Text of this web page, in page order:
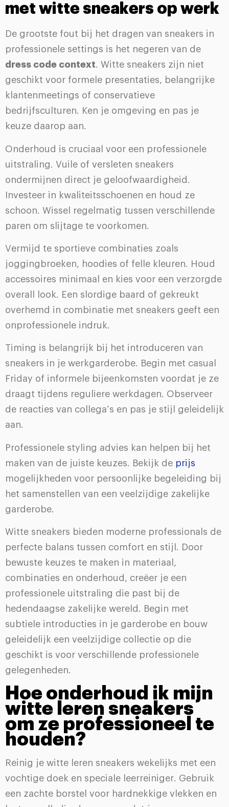
met witte sneakers op werk
De grootste fout bij het dragen van sneakers in
professionele settings is het negeren van de
dress code context. Witte sneakers zijn niet
geschikt voor formele presentaties, belangrijke
klantenmeetings of conservatieve
bedrijfsculturen. Ken je omgeving en pas je
keuze daarop aan.
Onderhoud is cruciaal voor een professionele
uitstraling. Vuile of versleten sneakers
ondermijnen direct je geloofwaardigheid.
Investeer in kwaliteitsschoenen en houd ze
schoon. Wissel regelmatig tussen verschillende
paren om slijtage te voorkomen.
Vermijd te sportieve combinaties zoals
joggingbroeken, hoodies of felle kleuren. Houd
accessoires minimaal en kies voor een verzorgde
overall look. Een slordige baard of gekreukt
overhemd in combinatie met sneakers geeft een
onprofessionele indruk.
Timing is belangrijk bij het introduceren van
sneakers in je werkgarderobe. Begin met casual
Friday of informele bijeenkomsten voordat je ze
draagt tijdens reguliere werkdagen. Observeer
de reacties van collega’s en pas je stijl geleidelijk
aan.
Professionele styling advies kan helpen bij het
maken van de juiste keuzes. Bekijk de prijs
mogelijkheden voor persoonlijke begeleiding bij
het samenstellen van een veelzijdige zakelijke
garderobe.
Witte sneakers bieden moderne professionals de
perfecte balans tussen comfort en stijl. Door
bewuste keuzes te maken in materiaal,
combinaties en onderhoud, creëer je een
professionele uitstraling die past bij de
hedendaagse zakelijke wereld. Begin met
subtiele introducties in je garderobe en bouw
geleidelijk een veelzijdige collectie op die
geschikt is voor verschillende professionele
gelegenheden.
Hoe onderhoud ik mijn
witte leren sneakers
om ze professioneel te
houden?
Reinig je witte leren sneakers wekelijks met een
vochtige doek en speciale leerreiniger. Gebruik
een zachte borstel voor hardnekkige vlekken en